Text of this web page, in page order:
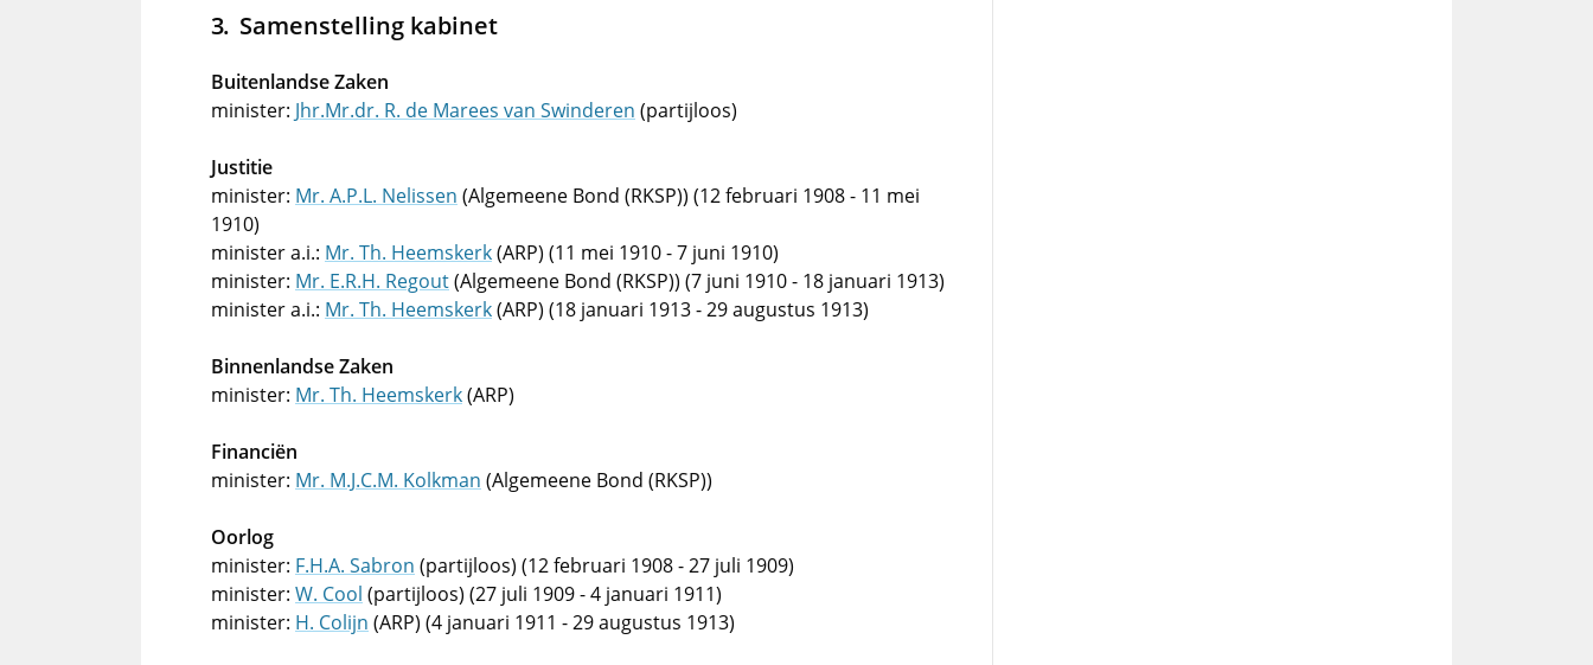
Samenstelling kabinet
Buitenlandse Zaken
minister: Jhr.Mr.dr. R. de Marees van Swinderen (partijloos)
Justitie
minister: Mr. A.P.L. Nelissen (Algemeene Bond (RKSP)) (12 februari 1908 - 11 mei
1910)
minister a.i.: Mr. Th. Heemskerk(ARP) (11 mei 1910 - 7 juni 1910)
minister: Mr. E.R.H. Regout(Algemeene Bond (RKSP)) (7 juni 1910 - 18 januari 1913)
minister a.i.: Mr. Th. Heemskerk(ARP) (18 januari 1913 - 29 augustus 1913)
Binnenlandse Zaken
minister: Mr. Th. Heemskerk(ARP)
Financiën
minister: Mr. M.J.C.M. Kolkman (Algemeene Bond (RKSP))
Oorlog
minister: F.H.A. Sabron (partijloos) (12 februari 1908 - 27 juli 1909)
minister: W. Cool (partijloos) (27 juli 1909 - 4 januari 1911)
minister: H. Colijn (ARP) (4 januari 1911 - 29 augustus 1913)